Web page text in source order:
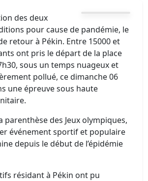
des deux
pour cause de pandémie, le
retour à Pékin. Entre 15000 et
ont pris le départ de la place
sous un temps nuageux et
pollué, ce dimanche 06
une épreuve sous haute
parenthèse des Jeux olympiques,
événement sportif et populaire
depuis le début de l’épidémie
résidant à Pékin ont pu